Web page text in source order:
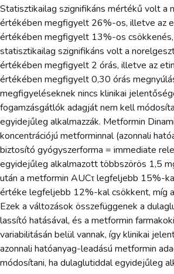
Statisztikailag szignifikáns mértékű volt a
értékében megfigyelt 26%-os, illetve az
értékében megfigyelt 13%-os csökkenés,
statisztikailag szignifikáns volt a
értékében megfigyelt 2 órás, illetve az
értékében megfigyelt 0,30 órás
megfigyeléseknek nincs klinikai
fogamzásgátlók adagját nem kell
egyidejűleg alkalmazzák. Metformin
koncentrációjú metforminnal (azonnali
biztosító gyógyszerforma = immediate
egyidejűleg alkalmazott többszörös 1,5
után a metformin AUCτ legfeljebb 15%-
értéke legfeljebb 12%-kal csökkent, míg
Ezek a változások összefüggenek a
lassító hatásával, és a metformin
variabilitásán belül vannak, így klinikai
azonnali hatóanyag-leadású metformin
módosítani, ha dulaglutiddal egyidejűleg